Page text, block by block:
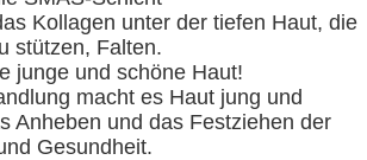
Kollagen unter der tiefen Haut, die
stützen, Falten.
junge und schöne Haut!
macht es Haut jung und
Anheben und das Festziehen der
Gesundheit.